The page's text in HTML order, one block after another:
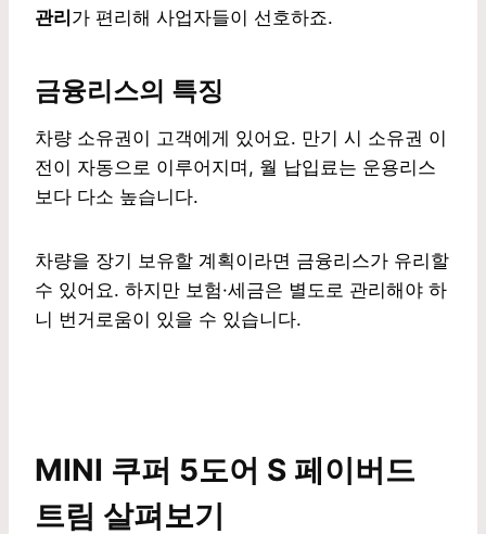
관리가 편리해 사업자들이 선호하죠.
금융리스의 특징
차량 소유권이 고객에게 있어요. 만기 시 소유권 이
전이 자동으로 이루어지며, 월 납입료는 운용리스
보다 다소 높습니다.
차량을 장기 보유할 계획이라면 금융리스가 유리할
수 있어요. 하지만 보험·세금은 별도로 관리해야 하
니 번거로움이 있을 수 있습니다.
MINI 쿠퍼 5도어 S 페이버드
트림 살펴보기